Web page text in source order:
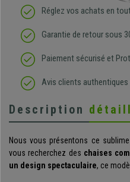
Réglez vos achats en
Garantie de retour sous
Paiement sécurisé et
Avis clients
Description
Nous vous présentons ce
vous recherchez des chaises
un design spectaculaire, ce